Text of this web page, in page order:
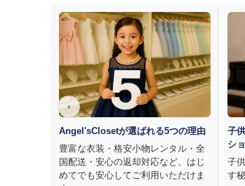
‹
Angel'sClosetが選ばれる5つの理由
豊富な衣装・格安小物レンタル・全
国配送・安心の返却対応など、はじ
めてでも安心してご利用いただけま
子
シ
子
す